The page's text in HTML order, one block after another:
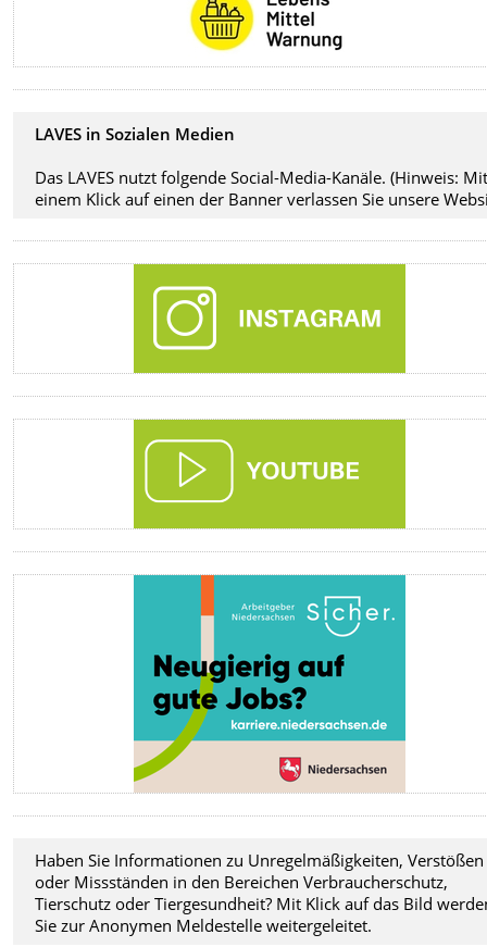
LAVES in Sozialen Medien
Das LAVES nutzt folgende Social-Media-Kanäle. (Hinweis:
einem Klick auf einen der Banner verlassen Sie unsere
Haben Sie Informationen zu Unregelmäßigkeiten, Verstößen
oder Missständen in den Bereichen Verbraucherschutz,
Tierschutz oder Tiergesundheit? Mit Klick auf das Bild
Sie zur Anonymen Meldestelle weitergeleitet.